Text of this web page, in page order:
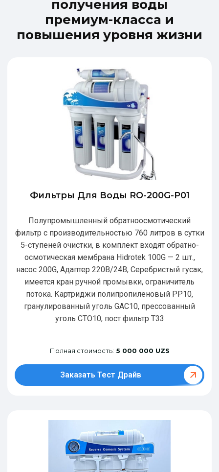
получения воды
премиум-класса и
повышения уровня жизни
Фильтры Для Воды RO-200G-P01
Полупромышленный обратноосмотический
фильтр с производительностью 760 литров в сутки
5-ступеней очистки, в комплект входят обратно-
осмотическая мембрана Hidrotek 100G — 2 шт.,
насос 200G, Адаптер 220В/24В, Серебристый гусак,
имеется кран ручной промывки, ограничитель
потока. Картриджи полипропиленовый РР10,
гранулированный уголь GAC10, прессованный
уголь CTO10, пост фильтр T33
Полная стоимость: 5 000 000 UZS
Заказать Тест Драйв